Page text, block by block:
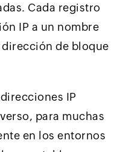
Cada registro
IP a un nombre
de bloque
IP
para muchas
en los entornos